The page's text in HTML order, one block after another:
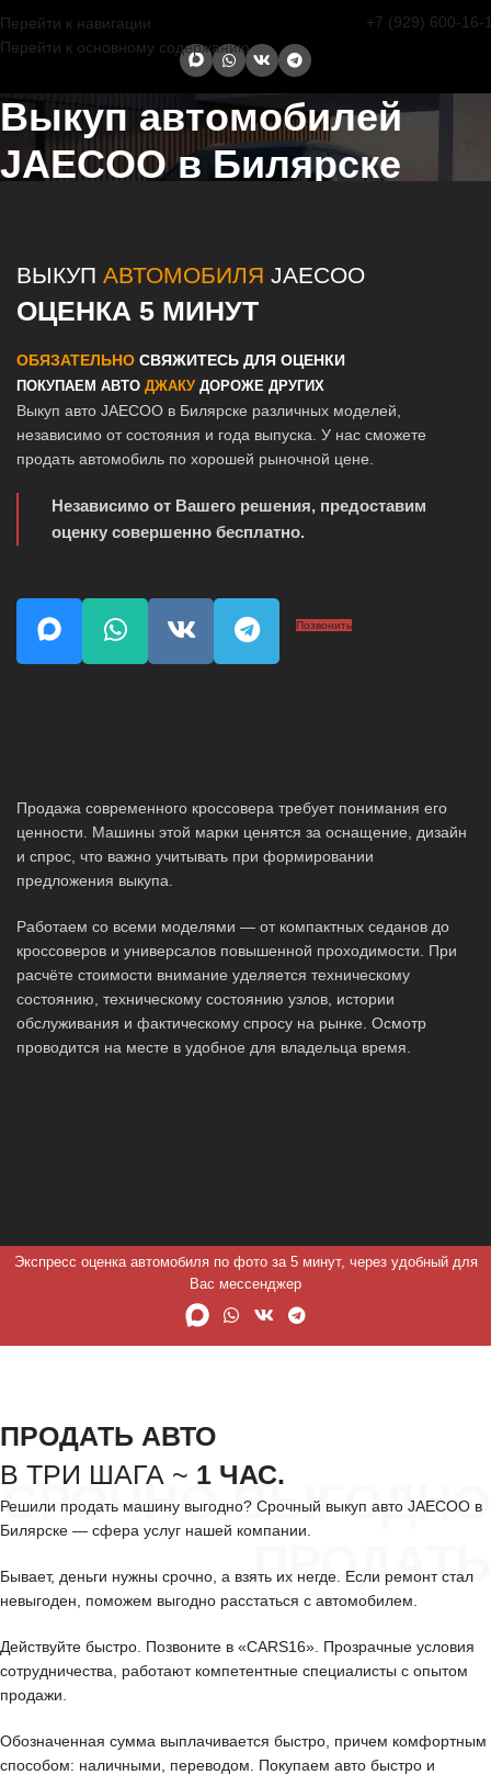
Перейти к навигации
Перейти к основному содержанию
+7 (929) 600-16-
Выкуп автомобилей
JAECOO в Билярске
ВЫКУП АВТОМОБИЛЯ JAECOO
ОЦЕНКА 5 МИНУТ
ОБЯЗАТЕЛЬНО СВЯЖИТЕСЬ ДЛЯ ОЦЕНКИ
ПОКУПАЕМ АВТО ДЖАКУ ДОРОЖЕ ДРУГИХ
Выкуп авто JAECOO в Билярске различных моделей,
независимо от состояния и года выпуска. У нас сможете
продать автомобиль по хорошей рыночной цене.
Независимо от Вашего решения, предоставим
оценку совершенно бесплатно.
Позвонить
Продажа современного кроссовера требует понимания его
ценности. Машины этой марки ценятся за оснащение, дизайн
и спрос, что важно учитывать при формировании
предложения выкупа.
Работаем со всеми моделями — от компактных седанов до
кроссоверов и универсалов повышенной проходимости. При
расчёте стоимости внимание уделяется техническому
состоянию, техническому состоянию узлов, истории
обслуживания и фактическому спросу на рынке. Осмотр
проводится на месте в удобное для владельца время.
Экспресс оценка автомобиля по фото за 5 минут, через удобный для
Вас мессенджер
СРОЧНО ВЫГОДНО
ПРОДАТЬ
ПРОДАТЬ АВТО
В ТРИ ШАГА ~ 1 ЧАС.
Решили продать машину выгодно? Срочный выкуп авто JAECOO в
Билярске — сфера услуг нашей компании.
Бывает, деньги нужны срочно, а взять их негде. Если ремонт стал
невыгоден, поможем выгодно расстаться с автомобилем.
Действуйте быстро. Позвоните в «CARS16». Прозрачные условия
сотрудничества, работают компетентные специалисты с опытом
продажи.
Обозначенная сумма выплачивается быстро, причем комфортным
способом: наличными, переводом. Покупаем авто быстро и